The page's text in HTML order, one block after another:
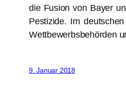
die Fusion von Bayer
Pestizide. Im
Wettbewerbsbehörden
9. Januar 2018